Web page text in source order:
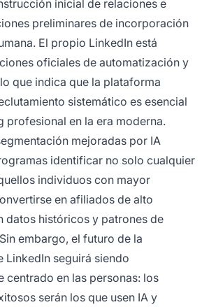
inicial de relaciones e
preliminares de incorporación
El propio LinkedIn está
oficiales de automatización y
que indica que la plataforma
sistemático es esencial
profesional en la era moderna.
mejoradas por IA
identificar no solo cualquier
individuos con mayor
en afiliados de alto
datos históricos y patrones de
embargo, el futuro de la
LinkedIn seguirá siendo
centrado en las personas: los
serán los que usen IA y